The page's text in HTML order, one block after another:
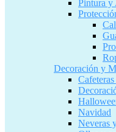
Pintura y
Decoración y
Navidad
Neveras